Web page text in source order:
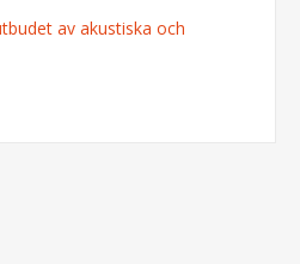
av akustiska och